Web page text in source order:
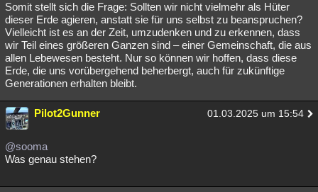
Somit stellt sich die Frage: Sollten wir nicht vielmehr als Hüter
dieser Erde agieren, anstatt sie für uns selbst zu beanspruchen?
Vielleicht ist es an der Zeit, umzudenken und zu erkennen, dass
wir Teil eines größeren Ganzen sind – einer Gemeinschaft, die aus
allen Lebewesen besteht. Nur so können wir hoffen, dass diese
Erde, die uns vorübergehend beherbergt, auch für zukünftige
Generationen erhalten bleibt.
Pilot2Gunner 01.03.2025 um 15:54
@sooma
Was genau stehen?